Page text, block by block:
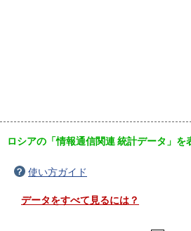
ロシアの「情報通信関連 統計データ」を
使い方ガイド
データをすべて見るには？